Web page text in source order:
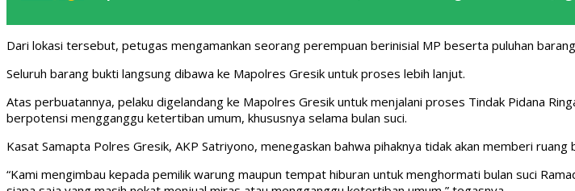
Dari lokasi tersebut, petugas mengamankan seorang perempuan berinisial MP beserta puluhan
Seluruh barang bukti langsung dibawa ke Mapolres Gresik untuk proses lebih lanjut.
Atas perbuatannya, pelaku digelandang ke Mapolres Gresik untuk menjalani proses Tindak Pidana
berpotensi mengganggu ketertiban umum, khususnya selama bulan suci.
Kasat Samapta Polres Gresik, AKP Satriyono, menegaskan bahwa pihaknya tidak akan memberi
“Kami mengimbau kepada pemilik warung maupun tempat hiburan untuk menghormati bulan suci